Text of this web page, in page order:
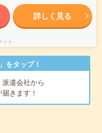
詳しく見る
ット
をタップ！
派遣会社から
届きます！